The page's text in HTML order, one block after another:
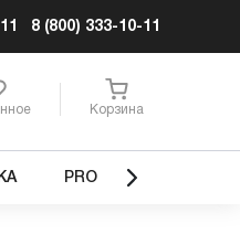
8 (800) 333-10-11
Корзина
PRO